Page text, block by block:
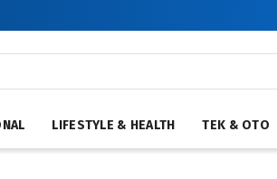
LIFESTYLE & HEALTH TEK & OTO